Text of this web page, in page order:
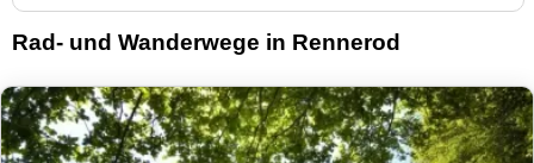
Rad- und Wanderwege in Rennerod